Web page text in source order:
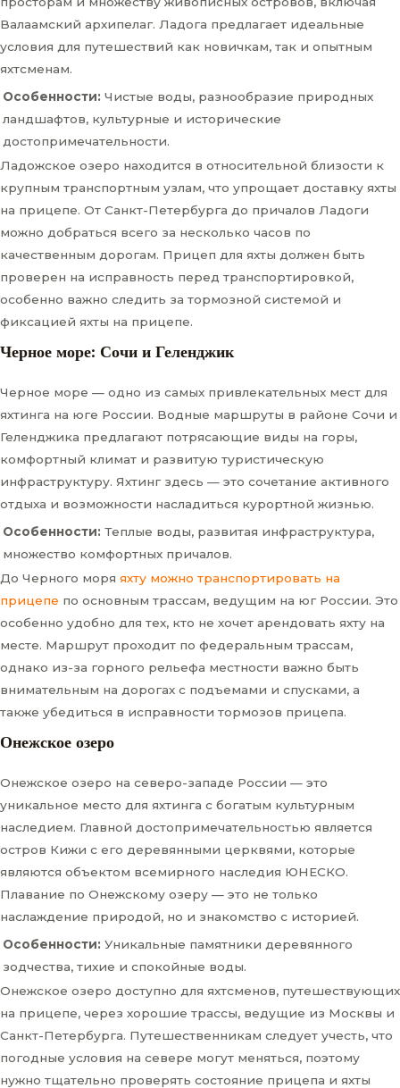
Валаамский архипелаг. Ладога предлагает идеальные
условия для путешествий как новичкам, так и опытным
яхтсменам.
Особенности: Чистые воды, разнообразие природных
ландшафтов, культурные и исторические
достопримечательности.
Ладожское озеро находится в относительной близости к
крупным транспортным узлам, что упрощает доставку яхты
на прицепе. От Санкт-Петербурга до причалов Ладоги
можно добраться всего за несколько часов по
качественным дорогам. Прицеп для яхты должен быть
проверен на исправность перед транспортировкой,
особенно важно следить за тормозной системой и
фиксацией яхты на прицепе.
Черное море: Сочи и Геленджик
Черное море — одно из самых привлекательных мест для
яхтинга на юге России. Водные маршруты в районе Сочи и
Геленджика предлагают потрясающие виды на горы,
комфортный климат и развитую туристическую
инфраструктуру. Яхтинг здесь — это сочетание активного
отдыха и возможности насладиться курортной жизнью.
Особенности: Теплые воды, развитая инфраструктура,
множество комфортных причалов.
До Черного моря яхту можно транспортировать на
прицепе по основным трассам, ведущим на юг России. Это
особенно удобно для тех, кто не хочет арендовать яхту на
месте. Маршрут проходит по федеральным трассам,
однако из-за горного рельефа местности важно быть
внимательным на дорогах с подъемами и спусками, а
также убедиться в исправности тормозов прицепа.
Онежское озеро
Онежское озеро на северо-западе России — это
уникальное место для яхтинга с богатым культурным
наследием. Главной достопримечательностью является
остров Кижи с его деревянными церквями, которые
являются объектом всемирного наследия ЮНЕСКО.
Плавание по Онежскому озеру — это не только
наслаждение природой, но и знакомство с историей.
Особенности: Уникальные памятники деревянного
зодчества, тихие и спокойные воды.
Онежское озеро доступно для яхтсменов, путешествующих
на прицепе, через хорошие трассы, ведущие из Москвы и
Санкт-Петербурга. Путешественникам следует учесть, что
погодные условия на севере могут меняться, поэтому
нужно тщательно проверять состояние прицепа и яхты